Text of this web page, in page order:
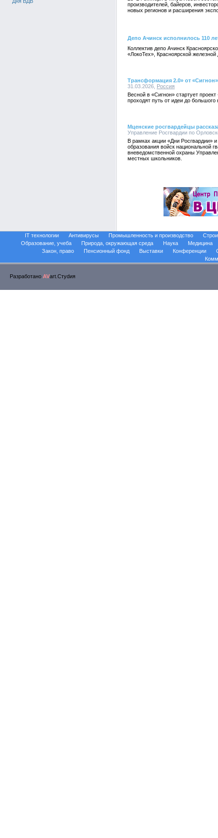
производителей, байеров,
новых регионов и расширения
Депо Ачинск исполнилось 110
Коллектив депо Ачинск
«ЛокоТех», Красноярской
Трансформация 2.0» от
31.03.2026, Россия
Весной в «Сигнон» стартует
проходят путь от идеи до
Мценские росгвардейцы
Управление Росгвардии по
В рамках акции «Дни Росгвардии»
образования войск национальной
вневедомственной охраны
местных школьников.
IT технологии Антивирусы Промышленность и производство
Образование, учеба
Природа, окружающая среда Наука
Медицина
Закон, право
Пенсионный фонд Выставки Конференции
Разработано AVart.Стуdия